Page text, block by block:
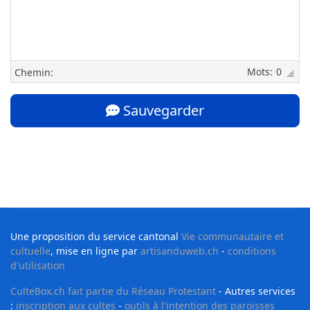
Chemin: 0
Sauvegarder
Une proposition du service cantonal Vie communautaire et
cultuelle, mise en ligne par artisanduweb.ch - conditions
d'utilisation
CulteBox.ch fait partie du Réseau Protestant - Autres services
: inscription aux cultes - outils à l'intention des paroisses